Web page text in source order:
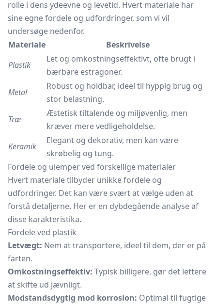
rolle i dens ydeevne og levetid. Hvert materiale har
sine egne fordele og udfordringer, som vi vil
undersøge nedenfor.
Materiale
Beskrivelse
Plastik
Let og omkostningseffektivt, ofte brugt i
bærbare estragoner.
Metal
Robust og holdbar, ideel til hyppig brug og
stor belastning.
Træ
Æstetisk tiltalende og miljøvenlig, men
kræver mere vedligeholdelse.
Keramik
Elegant og dekorativ, men kan være
skrøbelig og tung.
Fordele og ulemper ved forskellige materialer
Hvert materiale tilbyder unikke fordele og
udfordringer. Det kan være svært at vælge uden at
forstå detaljerne. Her er en dybdegående analyse af
disse karakteristika.
Fordele ved plastik
Letvægt: Nem at transportere, ideel til dem, der er på
farten.
Omkostningseffektiv: Typisk billigere, gør det lettere
at skifte ud jævnligt.
Modstandsdygtig mod korrosion: Optimal til fugtige